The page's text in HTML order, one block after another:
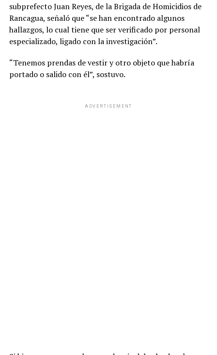
subprefecto Juan Reyes, de la Brigada de Homicidios de
Rancagua, señaló que “se han encontrado algunos
hallazgos, lo cual tiene que ser verificado por personal
especializado, ligado con la investigación”.
“Tenemos prendas de vestir y otro objeto que habría
portado o salido con él”, sostuvo.
ADVERTISEMENT